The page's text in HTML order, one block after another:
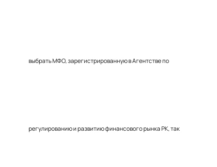
выбрать МФО, зарегистрированную в Агентстве по
регулированию и развитию финансового рынка РК, так